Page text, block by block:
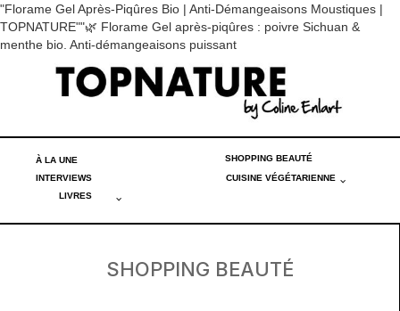
"Florame Gel Après-Piqûres Bio | Anti-Démangeaisons Moustiques |
TOPNATURE""🌿 Florame Gel après-piqûres : poivre Sichuan &
menthe bio. Anti-démangeaisons puissant
À LA UNE SHOPPING BEAUTÉ
INTERVIEWS
CUISINE VÉGÉTARIENNE
LIVRES
SHOPPING BEAUTÉ